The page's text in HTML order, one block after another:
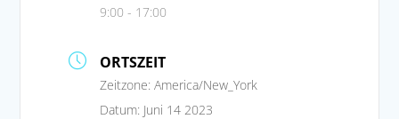
9:00 - 17:00
ORTSZEIT
Zeitzone:America/New_York
Datum: Juni 14 2023